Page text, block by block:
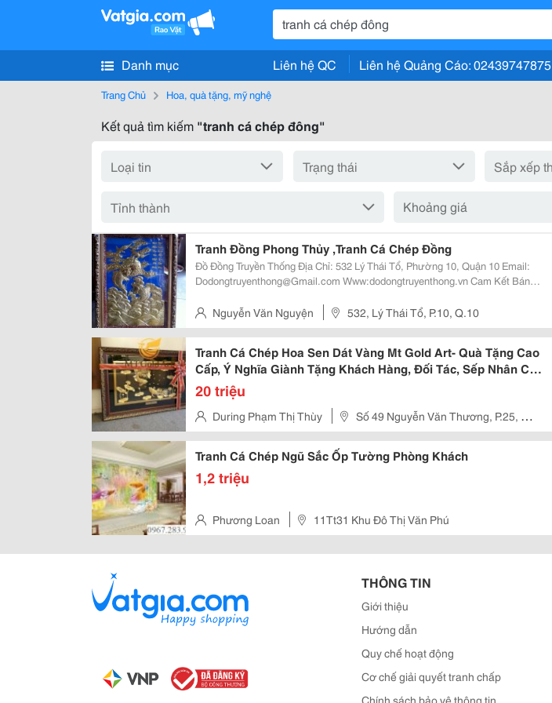
Danh mục Liên hệ QC Liên hệ Quảng Cáo: 02439747875
Trang Chủ Hoa, quà tặng, mỹ nghệ
Kết quả tìm kiếm "tranh cá chép đông"
Khoảng giá
Tranh Đồng Phong Thủy ,Tranh Cá Chép Đồng
Đồ Đồng Truyền Thống Địa Chỉ: 532 Lý Thái Tổ, Phường 10, Quận 10 Email:
Dodongtruyenthong@Gmail.com Www:dodongtruyenthong.vn Cam Kết Bán
0962.979.
Nguyễn Văn Nguyện 532, Lý Thái Tổ, P.10, Q.10
Tranh Cá Chép Hoa Sen Dát Vàng Mt Gold Art- Quà Tặng Cao
Cấp, Ý Nghĩa Giành Tặng Khách Hàng, Đối Tác, Sếp Nhân Các
Dịp Thành Lập Công Ty, Khai Trương, Tân Gia, Sinh Nhật.
20 triệu
During Phạm Thị Thùy
Số 49 Nguyễn Văn Thương, P.25, Q.
Bình Thạnh, Tp. Hồ Chí Minh
Tranh Cá Chép Ngũ Sắc Ốp Tường Phòng Khách
1,2 triệu
Phương Loan 11Tt31 Khu Đô Thị Văn Phú
THÔNG TIN
Giới thiệu
Hướng dẫn
Quy chế hoạt động
Cơ chế giải quyết tranh chấp
Chính sách bảo vệ thông tin